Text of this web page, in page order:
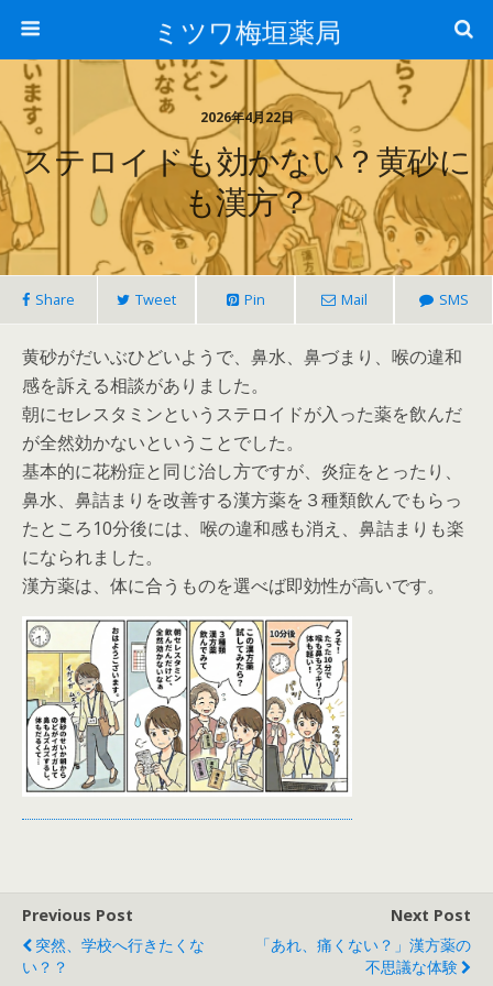
ミツワ梅垣薬局
2026年4月22日
ステロイドも効かない？黄砂に
も漢方？
Share Tweet Pin Mail SMS
黄砂がだいぶひどいようで、鼻水、鼻づまり、喉の違和
感を訴える相談がありました。
朝にセレスタミンというステロイドが入った薬を飲んだ
が全然効かないということでした。
基本的に花粉症と同じ治し方ですが、炎症をとったり、
鼻水、鼻詰まりを改善する漢方薬を３種類飲んでもらっ
たところ10分後には、喉の違和感も消え、鼻詰まりも楽
になられました。
漢方薬は、体に合うものを選べば即効性が高いです。
Previous Post
突然、学校へ行きたくな
い？？
Next Post
「あれ、痛くない？」漢方薬の
不思議な体験